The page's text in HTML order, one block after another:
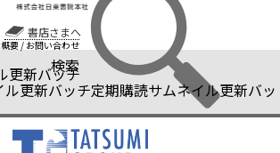
書店さまへ
要 / お問い合わせ
検索
更新バッチ
更新バッチ定期購読サムネイル更新バッ